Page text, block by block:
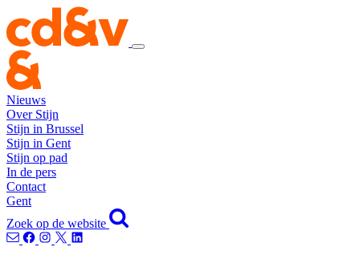
Nieuws
Over Stijn
Stijn in Brussel
Stijn in Gent
Stijn op pad
In de pers
Contact
Gent
Zoek op de website